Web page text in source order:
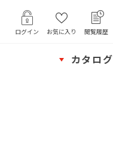
ログイン お気に入り 閲覧履歴
カタログ